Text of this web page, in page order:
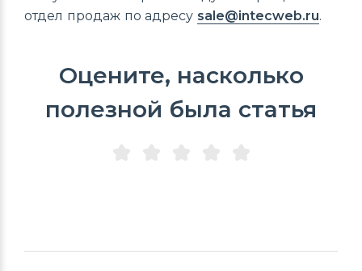
отдел продаж по адресу sale@intecweb.ru.
Оцените, насколько
полезной была статья